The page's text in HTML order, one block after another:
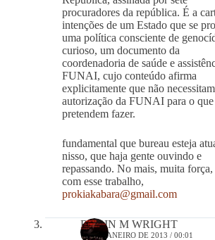
procuradores da república. É a
intenções de um Estado que se
uma política consciente de
curioso, um documento da
coordenadoria de saúde e
FUNAI, cujo conteúdo afirma
explicitamente que não
autorização da FUNAI para o que
pretendem fazer.
fundamental que bureau esteja
nisso, que haja gente ouvindo e
repassando. No mais, muita
com esse trabalho,
prokiakabara@gmail.com
ROBIN M WRIGHT
10 DE JANEIRO DE 2013 / 00:01